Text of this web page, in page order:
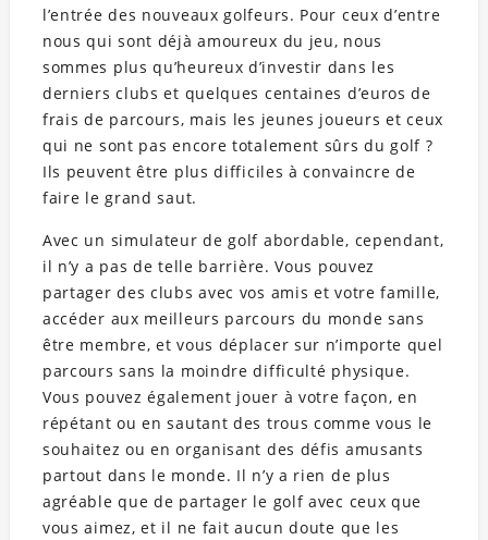
l’entrée des nouveaux golfeurs. Pour ceux d’entre
nous qui sont déjà amoureux du jeu, nous
sommes plus qu’heureux d’investir dans les
derniers clubs et quelques centaines d’euros de
frais de parcours, mais les jeunes joueurs et ceux
qui ne sont pas encore totalement sûrs du golf ?
Ils peuvent être plus difficiles à convaincre de
faire le grand saut.
Avec un simulateur de golf abordable, cependant,
il n’y a pas de telle barrière. Vous pouvez
partager des clubs avec vos amis et votre famille,
accéder aux meilleurs parcours du monde sans
être membre, et vous déplacer sur n’importe quel
parcours sans la moindre difficulté physique.
Vous pouvez également jouer à votre façon, en
répétant ou en sautant des trous comme vous le
souhaitez ou en organisant des défis amusants
partout dans le monde. Il n’y a rien de plus
agréable que de partager le golf avec ceux que
vous aimez, et il ne fait aucun doute que les